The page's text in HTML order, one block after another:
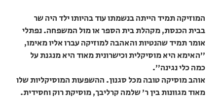
המוזיקה תמיד הייתה בנשמתו עוד בהיותו ילד היה שר
בבית הכנסת, מקהלת בית הספר או מול המשפחה. נפתלי
אומר תמיד שהנטיות והאהבה למוזיקה עברו אליו מאימו,
"האימא היא מוסיקלית וכישרונית מאוד היא מנגנת על
כמה כלי נגינה".
אוהב מוסיקה טובה מכל סגנון. ההשפעות המוסיקליות שלו
מאוד מגוונות בין ר' שלמה קרליבך, מוסיקת רוק וחסידית.